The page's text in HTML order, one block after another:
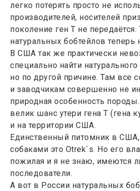
легко потерять просто не
производителей, носителей
поколение ген Т не передаётся.
натуральных бобтейлов теперь
В США так же практически
специально найти натурального
но по другой причине. Там все
и заводчикам совершенно не
природная особенность
велик шанс утери гена Т (гена
и на территории США.
Единственный питомник в
собаками это Otrek`s. Но его
пожилая и я не знаю, имеются
последователи.
А вот в России натуральных